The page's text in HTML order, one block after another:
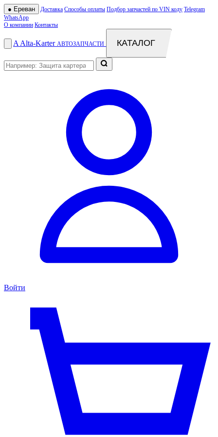
● Ереван Доставка Способы оплаты Подбор запчастей по VIN коду Telegram
WhatsApp
О компании Контакты
A Alta-Karter АВТОЗАПЧАСТИ КАТАЛОГ
Войти